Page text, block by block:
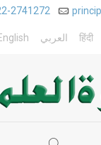
2741272
العربي हिंदी